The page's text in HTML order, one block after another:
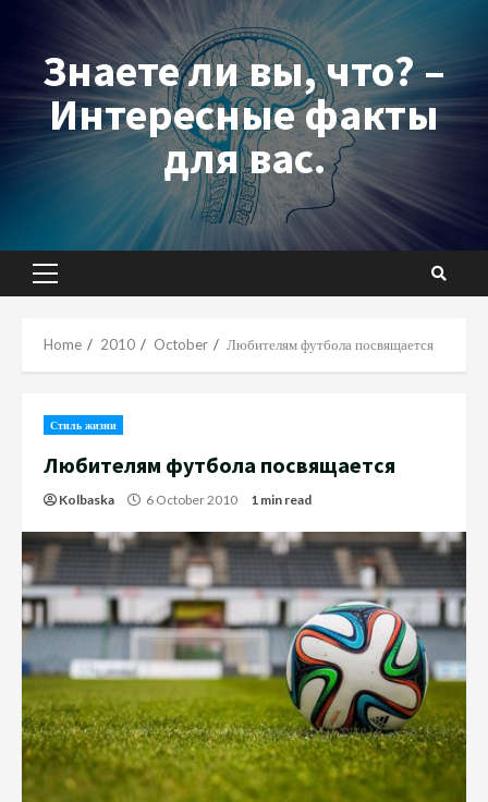
contentЗнаете ли вы, что? –
Интересные факты
для вас.
Primary
Home 2010 October Любителям футбола посвящается
Стиль жизни
Любителям футбола посвящается
Kolbaska 6 October 2010 1 min read